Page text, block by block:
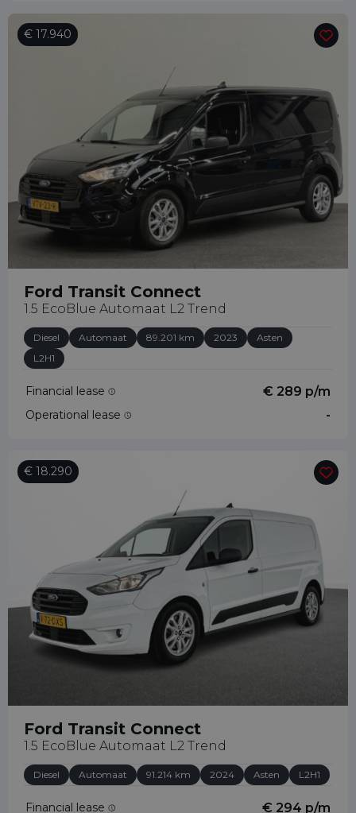
€ 17.940
Ford Transit Connect
1.5 EcoBlue Automaat L2 Trend
Diesel Automaat 89.201 km 2023
Asten
L2H1
Financial lease € 289 p/m
Operational lease -
€ 18.290
Ford Transit Connect
1.5 EcoBlue Automaat L2 Trend
Diesel Automaat 91.214 km 2024 Asten L2H1
Financial lease € 294 p/m